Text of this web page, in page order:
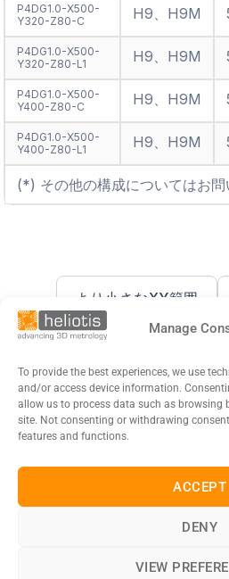
Manage
To provide the best experiences, we use
and/or access device information.
allow us to process data such as browsing
site. Not consenting or withdrawing
features and functions.
ACCEPT
DENY
VIEW
P4DG1.0-X500-
Y320-Z80-C
H9、H9M
P4DG1.0-X500-
Y320-Z80-L1
H9、H9M
P4DG1.0-X500-
Y400-Z80-C
H9、H9M
P4DG1.0-X500-
Y400-Z80-L1
H9、H9M
(*) その他の構成についてはお
より小さなXY範囲